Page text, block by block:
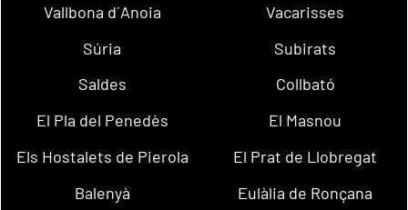
Vallbona d´Anoia
Vacarisses
Súria
Subirats
Saldes
Collbató
El Pla del Penedès
El Masnou
Els Hostalets de Pierola
El Prat de Llobregat
Balenyà
Eulàlia de Ronçana